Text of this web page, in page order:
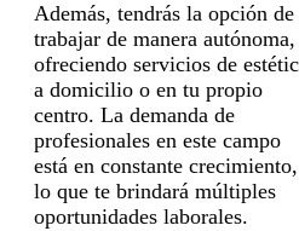
Además, tendrás la opción de
trabajar de manera autónoma,
ofreciendo servicios de
a domicilio o en tu propio
centro. La demanda de
profesionales en este campo
está en constante crecimiento,
lo que te brindará múltiples
oportunidades laborales.